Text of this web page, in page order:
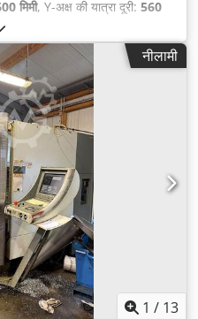
मिमी, Y-अक्ष की यात्रा दूरी: 560
का अधिकतम वजन:
घुमाव कोण (अधिकतम):360 °,
नीलामी
1 / 13